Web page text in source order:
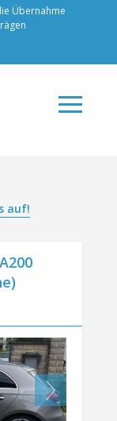
Übernahme
auf!
Next